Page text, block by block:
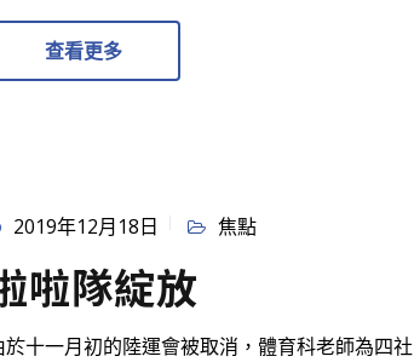
查看更多
2019年12月18日 焦點
啦隊綻放
於十一月初的陸運會被取消，體育科老師為四社